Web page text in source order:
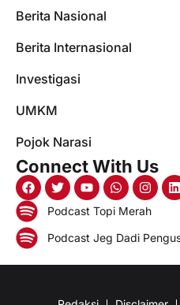
Berita Nasional
Berita Internasional
Investigasi
UMKM
Pojok Narasi
Connect With Us
Podcast Topi Merah
Podcast Jeg Dadi